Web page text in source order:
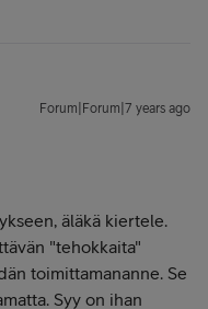
Forum|Forum|7 years ago
äläkä kiertele.
"tehokkaita"
toimittamananne. Se
Syy on ihan